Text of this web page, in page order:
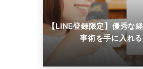
【LINE登録限定】優秀な
事術を手に入れる